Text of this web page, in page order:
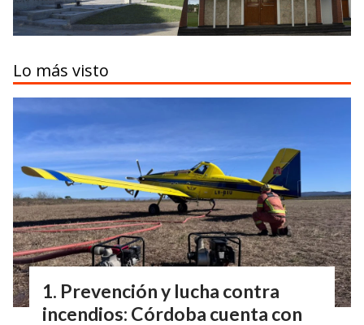
Lo más visto
Prevención y lucha contra
incendios: Córdoba cuenta con